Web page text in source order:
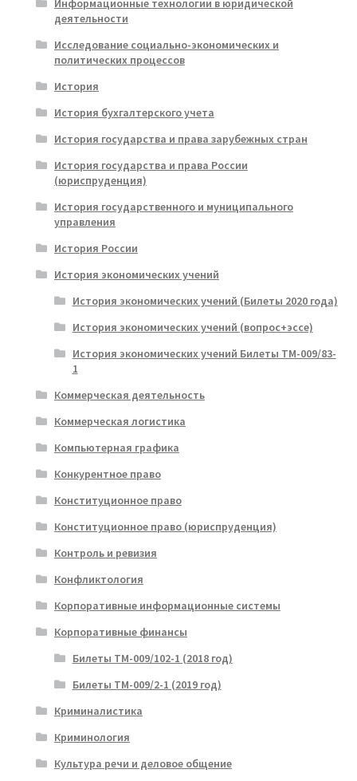
Информационные технологии в юридической
деятельности
Исследование социально-экономических и
политических процессов
История
История бухгалтерского учета
История государства и права зарубежных стран
История государства и права России
(юриспруденция)
История государственного и муниципального
управления
История России
История экономических учений
История экономических учений (Билеты 2020 года)
История экономических учений (вопрос+эссе)
История экономических учений Билеты ТМ-009/83-
1
Коммерческая деятельность
Коммерческая логистика
Компьютерная графика
Конкурентное право
Конституционное право
Конституционное право (юриспруденция)
Контроль и ревизия
Конфликтология
Корпоративные информационные системы
Корпоративные финансы
Билеты ТМ-009/102-1 (2018 год)
Билеты ТМ-009/2-1 (2019 год)
Криминалистика
Криминология
Культура речи и деловое общение